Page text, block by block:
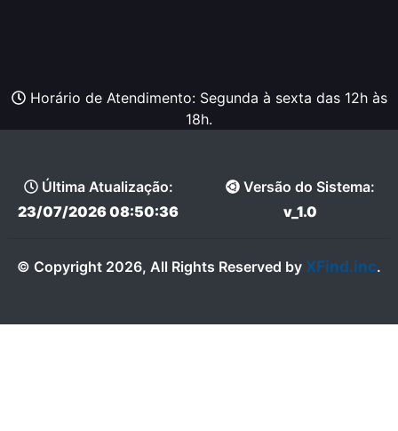
Horário de Atendimento: Segunda à sexta das 12h às
18h.
Última Atualização:
23/07/2026 08:50:36
Versão do Sistema:
v_1.0
© Copyright 2026, All Rights Reserved by XFind.inc.